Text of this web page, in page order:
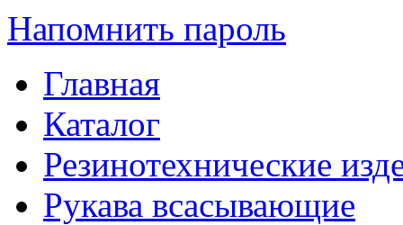
Напомнить пароль
Главная
Каталог
Резинотехнические
Рукава всасывающие